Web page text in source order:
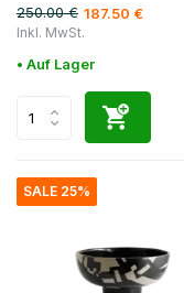
250.00 € 187.50 €
Inkl. MwSt.
• Auf Lager
SALE 25%